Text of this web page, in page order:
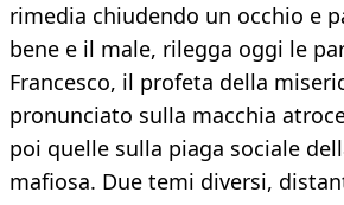
rimedia chiudendo un occhio e
bene e il male, rilegga oggi le
Francesco, il profeta della
pronunciato sulla macchia
poi quelle sulla piaga sociale
mafiosa. Due temi diversi,